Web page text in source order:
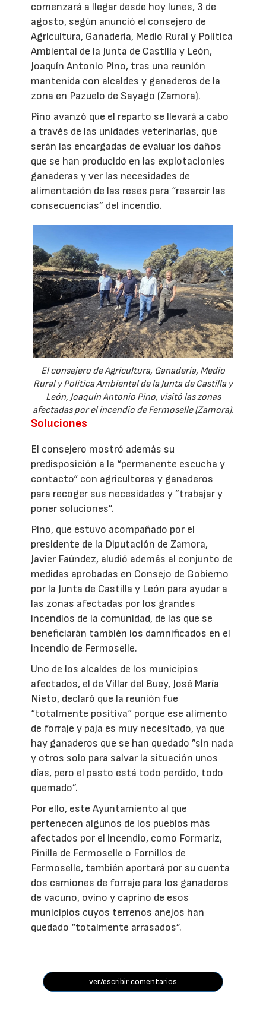
comenzará a llegar desde hoy lunes, 3 de
agosto, según anunció el consejero de
Agricultura, Ganadería, Medio Rural y Política
Ambiental de la Junta de Castilla y León,
Joaquín Antonio Pino, tras una reunión
mantenida con alcaldes y ganaderos de la
zona en Pazuelo de Sayago (Zamora).
Pino avanzó que el reparto se llevará a cabo
a través de las unidades veterinarias, que
serán las encargadas de evaluar los daños
que se han producido en las explotacionies
ganaderas y ver las necesidades de
alimentación de las reses para “resarcir las
consecuencias” del incendio.
El consejero de Agricultura, Ganadería, Medio
Rural y Política Ambiental de la Junta de Castilla y
León, Joaquín Antonio Pino, visitó las zonas
afectadas por el incendio de Fermoselle (Zamora).
Soluciones
El consejero mostró además su
predisposición a la “permanente escucha y
contacto“ con agricultores y ganaderos
para recoger sus necesidades y ”trabajar y
poner soluciones”.
Pino, que estuvo acompañado por el
presidente de la Diputación de Zamora,
Javier Faúndez, aludió además al conjunto de
medidas aprobadas en Consejo de Gobierno
por la Junta de Castilla y León para ayudar a
las zonas afectadas por los grandes
incendios de la comunidad, de las que se
beneficiarán también los damnificados en el
incendio de Fermoselle.
Uno de los alcaldes de los municipios
afectados, el de Villar del Buey, José María
Nieto, declaró que la reunión fue
“totalmente positiva“ porque ese alimento
de forraje y paja es muy necesitado, ya que
hay ganaderos que se han quedado ”sin nada
y otros solo para salvar la situación unos
días, pero el pasto está todo perdido, todo
quemado”.
Por ello, este Ayuntamiento al que
pertenecen algunos de los pueblos más
afectados por el incendio, como Formariz,
Pinilla de Fermoselle o Fornillos de
Fermoselle, también aportará por su cuenta
dos camiones de forraje para los ganaderos
de vacuno, ovino y caprino de esos
municipios cuyos terrenos anejos han
quedado “totalmente arrasados”.
ver/escribir comentarios